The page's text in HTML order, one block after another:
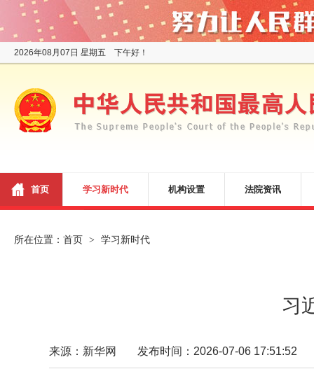
2026年08月07日 星期五 下午好！
首页 学习新时代 机构设置 法院资讯
所在位置： 首页 > 学习新时代
习
来源：新华网 发布时间：2026-07-06 17:51:52